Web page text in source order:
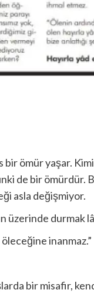
ömür yaşar.
de bir ömürdür.
asla değişmiyor.
üzerinde durmak
inanmaz.”
bir misafir,